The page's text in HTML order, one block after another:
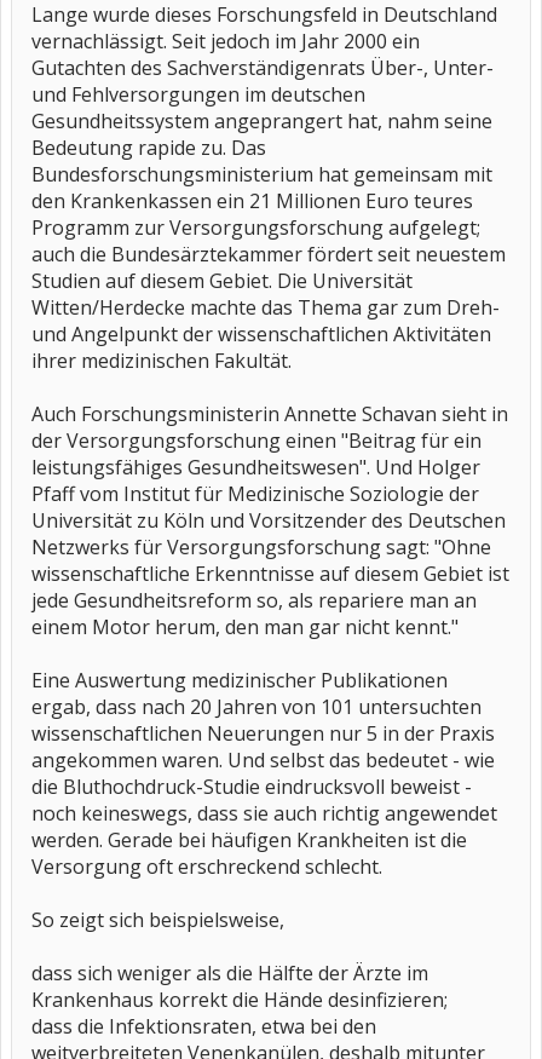
Lange wurde dieses Forschungsfeld in Deutschland
vernachlässigt. Seit jedoch im Jahr 2000 ein
Gutachten des Sachverständigenrats Über-, Unter-
und Fehlversorgungen im deutschen
Gesundheitssystem angeprangert hat, nahm seine
Bedeutung rapide zu. Das
Bundesforschungsministerium hat gemeinsam mit
den Krankenkassen ein 21 Millionen Euro teures
Programm zur Versorgungsforschung aufgelegt;
auch die Bundesärztekammer fördert seit neuestem
Studien auf diesem Gebiet. Die Universität
Witten/Herdecke machte das Thema gar zum Dreh-
und Angelpunkt der wissenschaftlichen Aktivitäten
ihrer medizinischen Fakultät.
Auch Forschungsministerin Annette Schavan sieht in
der Versorgungsforschung einen "Beitrag für ein
leistungsfähiges Gesundheitswesen". Und Holger
Pfaff vom Institut für Medizinische Soziologie der
Universität zu Köln und Vorsitzender des Deutschen
Netzwerks für Versorgungsforschung sagt: "Ohne
wissenschaftliche Erkenntnisse auf diesem Gebiet ist
jede Gesundheitsreform so, als repariere man an
einem Motor herum, den man gar nicht kennt."
Eine Auswertung medizinischer Publikationen
ergab, dass nach 20 Jahren von 101 untersuchten
wissenschaftlichen Neuerungen nur 5 in der Praxis
angekommen waren. Und selbst das bedeutet - wie
die Bluthochdruck-Studie eindrucksvoll beweist -
noch keineswegs, dass sie auch richtig angewendet
werden. Gerade bei häufigen Krankheiten ist die
Versorgung oft erschreckend schlecht.
So zeigt sich beispielsweise,
dass sich weniger als die Hälfte der Ärzte im
Krankenhaus korrekt die Hände desinfizieren;
dass die Infektionsraten, etwa bei den
weitverbreiteten Venenkanülen, deshalb mitunter